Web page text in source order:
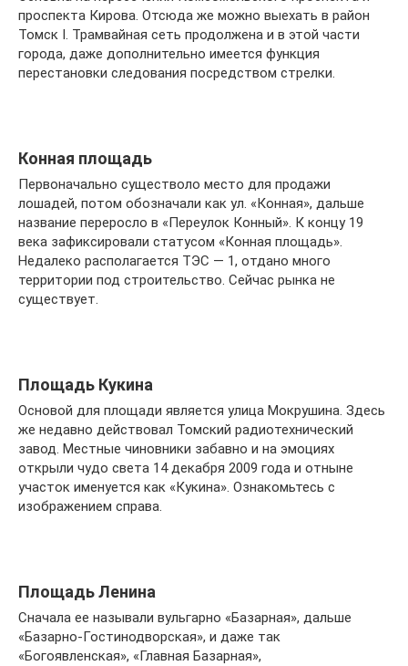
проспекта Кирова. Отсюда же можно выехать в район
Томск I. Трамвайная сеть продолжена и в этой части
города, даже дополнительно имеется функция
перестановки следования посредством стрелки.
Конная площадь
Первоначально существоло место для продажи
лошадей, потом обозначали как ул. «Конная», дальше
название переросло в «Переулок Конный». К концу 19
века зафиксировали статусом «Конная площадь».
Недалеко располагается ТЭС — 1, отдано много
территории под строительство. Сейчас рынка не
существует.
Площадь Кукина
Основой для площади является улица Мокрушина. Здесь
же недавно действовал Томский радиотехнический
завод. Местные чиновники забавно и на эмоциях
открыли чудо света 14 декабря 2009 года и отныне
участок именуется как «Кукина». Ознакомьтесь с
изображением справа.
Площадь Ленина
Сначала ее называли вульгарно «Базарная», дальше
«Базарно-Гостинодворская», и даже так
«Богоявленская», «Главная Базарная»,